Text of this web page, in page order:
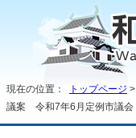
現在の位置： トップページ >
議案 令和7年6月定例市議会